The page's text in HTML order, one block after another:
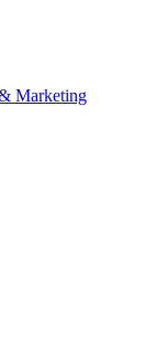
Marketing